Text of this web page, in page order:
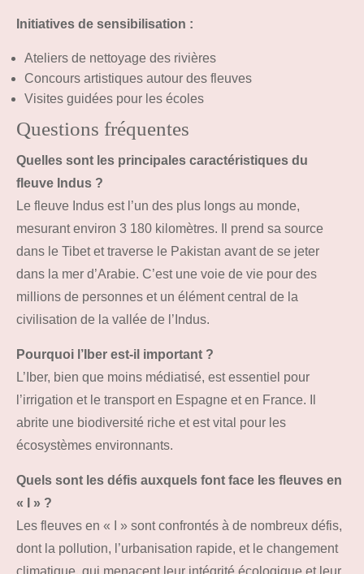
Initiatives de sensibilisation :
Ateliers de nettoyage des rivières
Concours artistiques autour des fleuves
Visites guidées pour les écoles
Questions fréquentes
Quelles sont les principales caractéristiques du
fleuve Indus ?
Le fleuve Indus est l’un des plus longs au monde,
mesurant environ 3 180 kilomètres. Il prend sa source
dans le Tibet et traverse le Pakistan avant de se jeter
dans la mer d’Arabie. C’est une voie de vie pour des
millions de personnes et un élément central de la
civilisation de la vallée de l’Indus.
Pourquoi l’Iber est-il important ?
L’Iber, bien que moins médiatisé, est essentiel pour
l’irrigation et le transport en Espagne et en France. Il
abrite une biodiversité riche et est vital pour les
écosystèmes environnants.
Quels sont les défis auxquels font face les fleuves en
« I » ?
Les fleuves en « I » sont confrontés à de nombreux défis,
dont la pollution, l’urbanisation rapide, et le changement